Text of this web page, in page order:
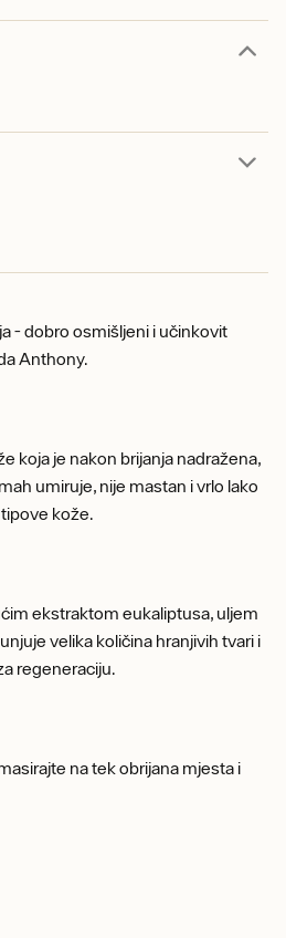
- dobro osmišljeni i učinkovit
Anthony.
koja je nakon brijanja nadražena,
umiruje, nije mastan i vrlo lako
kože.
ekstraktom eukaliptusa, uljem
velika količina hranjivih tvari i
regeneraciju.
na tek obrijana mjesta i